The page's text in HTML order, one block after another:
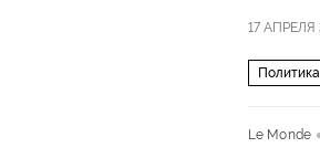
17 АПРЕЛЯ
Политика
Le Monde